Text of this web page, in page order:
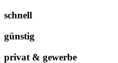
schnell
günstig
privat & gewerbe